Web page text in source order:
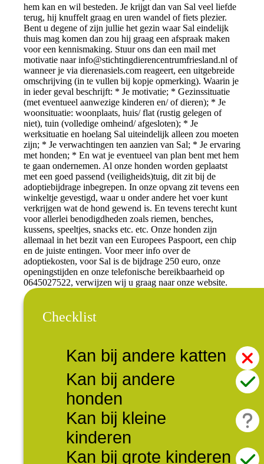
hem kan en wil besteden. Je krijgt dan van Sal veel liefde
terug, hij knuffelt graag en uren wandel of fiets plezier.
Bent u degene of zijn jullie het gezin waar Sal eindelijk
thuis mag komen dan zou hij graag een afspraak maken
voor een kennismaking. Stuur ons dan een mail met
motivatie naarinfo@stichtingdierencentrumfriesland.nl of
wanneer je via dierenasiels.com reageert, een uitgebreide
omschrijving (in te vullen bij kopje opmerking). Waarin je
in ieder geval beschrijft: * Je motivatie; * Gezinssituatie
(met eventueel aanwezige kinderen en/ of dieren); * Je
woonsituatie: woonplaats, huis/ flat (rustig gelegen of
niet), tuin (volledige omheind/ afgesloten); * Je
werksituatie en hoelang Sal uiteindelijk alleen zou moeten
zijn; * Je verwachtingen ten aanzien van Sal; * Je ervaring
met honden; * En wat je eventueel van plan bent met hem
te gaan ondernemen. Al onze honden worden geplaatst
met een goed passend (veiligheids)tuig, dit zit bij de
adoptiebijdrage inbegrepen. In onze opvang zit tevens een
winkeltje gevestigd, waar u onder andere het voer kunt
verkrijgen wat de hond gewend is. En tevens terecht kunt
voor allerlei benodigdheden zoals riemen, benches,
kussens, speeltjes, snacks etc. etc. Onze honden zijn
allemaal in het bezit van een Europees Paspoort, een chip
en de juiste entingen. Voor meer info over de
adoptiekosten, voor Sal is de bijdrage 250 euro, onze
openingstijden en onze telefonische bereikbaarheid op
0645027522, verwijzen wij u graag naar onze website.
Checklist
Kan bij andere katten
Kan bij andere
honden
Kan bij kleine
kinderen
Kan bij grote kinderen